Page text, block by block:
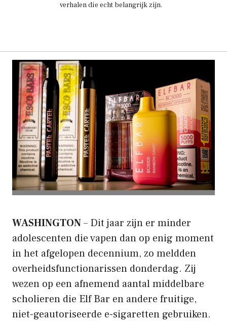
verhalen die echt belangrijk zijn.
WASHINGTON– Dit jaar zijn er minder
adolescenten die vapen dan op enig moment
in het afgelopen decennium, zo meldden
overheidsfunctionarissen donderdag. Zij
wezen op een afnemend aantal middelbare
scholieren die Elf Bar en andere fruitige,
niet-geautoriseerde e-sigaretten gebruiken.